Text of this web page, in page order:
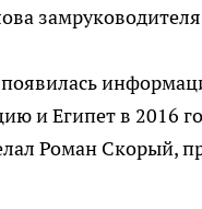
и Египет в 2016
Роман Скорый,